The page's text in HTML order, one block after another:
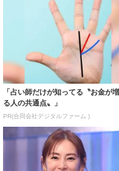
「占い師だけが知ってる〝お金が
る人の共通点〟」
PR(合同会社デジタルファーム )